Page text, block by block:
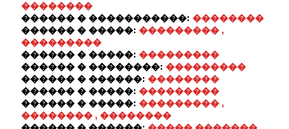
��������
������ � �����������: ��������
������ � �����: ��������� ,
���������
������ � �����: ���������
������ � ��������: ���������
������ � ������: ��������
������ � �����: ���������
������ � �����: ��������� ,
�������� , ��������